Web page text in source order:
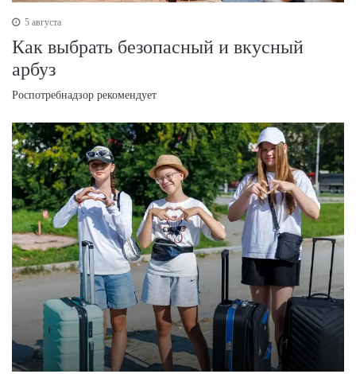
5 августа
Как выбрать безопасный и вкусный
арбуз
Роспотребнадзор рекомендует